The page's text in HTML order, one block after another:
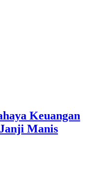
Keuangan
Manis